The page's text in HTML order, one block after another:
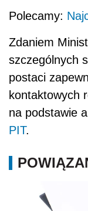
Polecamy:
Zdaniem
szczególnych
postaci
kontaktowych
na podstawie
PIT.